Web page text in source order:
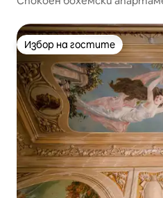
Избор на гостите
Избор на гостите